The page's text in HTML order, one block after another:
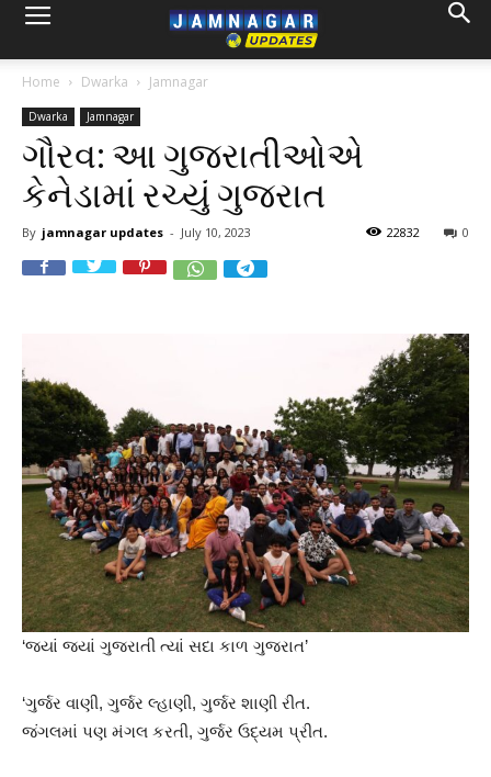
Home Dwarka Jamnagar
Dwarka Jamnagar
ગૌરવ: આ ગુજરાતીઓએ
કેનેડામાં રચ્યું ગુજરાત
By jamnagar updates - July 10, 2023 0
22832
‘જ્યાં જ્યાં ગુજરાતી ત્યાં સદા કાળ ગુજરાત’
‘ગુર્જર વાણી, ગુર્જર લ્હાણી, ગુર્જર શાણી રીત.
જંગલમાં પણ મંગલ કરતી, ગુર્જર ઉદ્યમ પ્રીત.